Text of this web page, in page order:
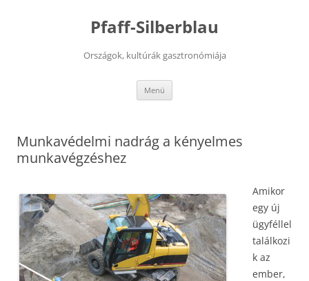
Pfaff-Silberblau
Országok, kultúrák gasztronómiája
Menü
Munkavédelmi nadrág a kényelmes
munkavégzéshez
Amikor
egy új
ügyféllel
találkozi
k az
ember,